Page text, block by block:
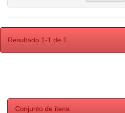
Resultado 1-1 de 1.
Conjunto de itens: